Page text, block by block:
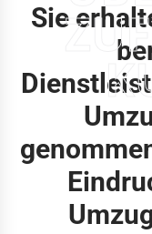
Sie